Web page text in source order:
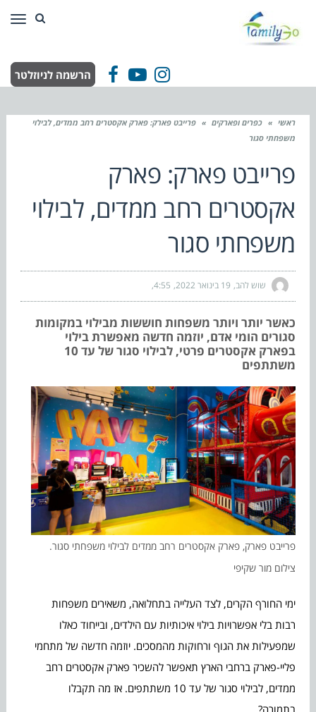
Facebook
YouTube
Instagram הרשמה לניוזלטר
ראשי » כפרים ופארקים » פרייבט פארק: פארק אקסטרים רחב ממדים, לבילוי
משפחתי סגור
פרייבט פארק: פארק
אקסטרים רחב ממדים, לבילוי
משפחתי סגור
שוש להב 19 בינואר 2022 4:55
כאשר יותר ויותר משפחות חוששות מבילוי במקומות
סגורים הומי אדם, יוזמה חדשה מאפשרת בילוי
בפארק אקסטרים פרטי, לבילוי סגור של עד 10
משתתפים
פרייבט פארק, פארק אקסטרים רחב ממדים לבילוי משפחתי סגור.
צילום מור שקיפי
ימי החורף הקרים, לצד העלייה בתחלואה, משאירים משפחות
רבות בלי אפשרויות בילוי איכותיות עם הילדים, ובייחוד כאלו
שמפעילות את הגוף ורחוקות מהמסכים. יוזמה חדשה של מתחמי
פליי-פארק ברחבי הארץ תאפשר להשכיר פארק אקסטרים רחב
ממדים, לבילוי סגור של עד 10 משתתפים. אז מה תקבלו
בתמורה?